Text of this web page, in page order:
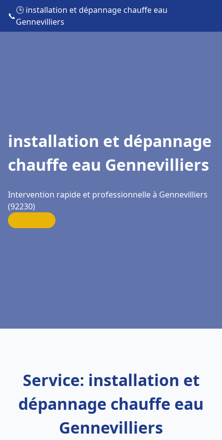
📞
🕒 installation et dépannage chauffe eau
Gennevilliers
installation et dépannage
chauffe eau Gennevilliers
Intervention rapide et professionnelle à Gennevilliers
(92230)
Service: installation et
dépannage chauffe eau
Gennevilliers